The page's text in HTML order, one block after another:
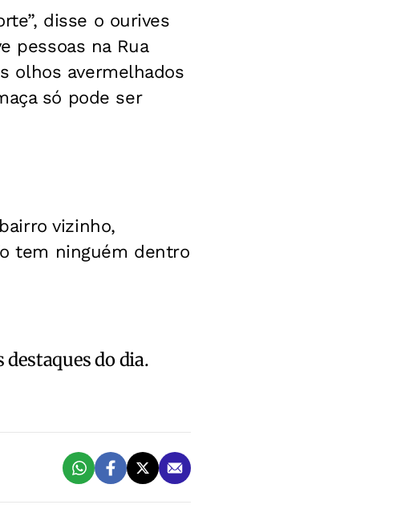
disse o ourives
pessoas na Rua
olhos avermelhados
só pode ser
vizinho,
tem ninguém dentro
do dia.